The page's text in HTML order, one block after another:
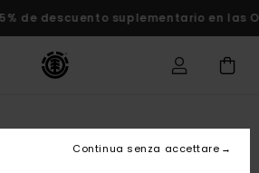
25% de descuento suplementario en
Continua senza accettare